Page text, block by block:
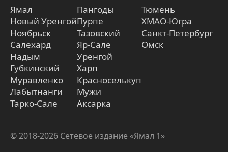
Ямал
Новый Уренгой
Ноябрьск
Салехард
Надым
Губкинский
Муравленко
Лабытнанги
Тарко-Сале
Пангоды
Пурпе
Тазовский
Яр-Сале
Уренгой
Харп
Красноселькуп
Мужи
Аксарка
Тюмень
ХМАО-Югра
Санкт-Петербург
Омск
© 2018-2026 Сетевое издание «Ямал 1»